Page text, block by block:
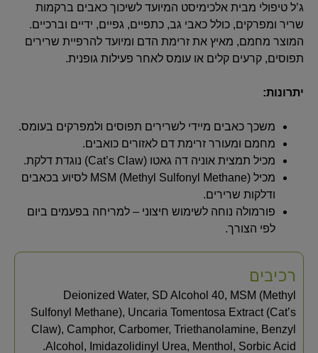
ג’ל טיפולי מבית אלכימיסט המיועד לשיכוך כאבים ברקמות
שריר ומפרקים, כולל כאבי גב, כתפיים, גפיים, ידיים וברכיים.
המוצר מחמם, מאיץ את זרימת הדם ומיועד להרפיית שרירים
תפוסים, קרעים קלים או עומס לאחר פעילות גופנית.
יתרונות:
משכך כאבים מיידי לשרירים תפוסים ולמפרקים בעומס.
מחמם ומעורר זרימת דם לאזורים כואבים.
מכיל תמצית אוניה דה גאטו (Cat’s Claw) נוגדת דלקת.
מכיל MSM (Methyl Sulfonyl Methane) לסיוע בכאבים
ודלקות שרירים.
פורמולה נוחה לשימוש חיצוני – למריחה בפעמים ביום
לפי הצורך.
רכיבים
Deionized Water, SD Alcohol 40, MSM (Methyl
Sulfonyl Methane), Uncaria Tomentosa Extract (Cat’s
Claw), Camphor, Carbomer, Triethanolamine, Benzyl
Alcohol, Imidazolidinyl Urea, Menthol, Sorbic Acid.